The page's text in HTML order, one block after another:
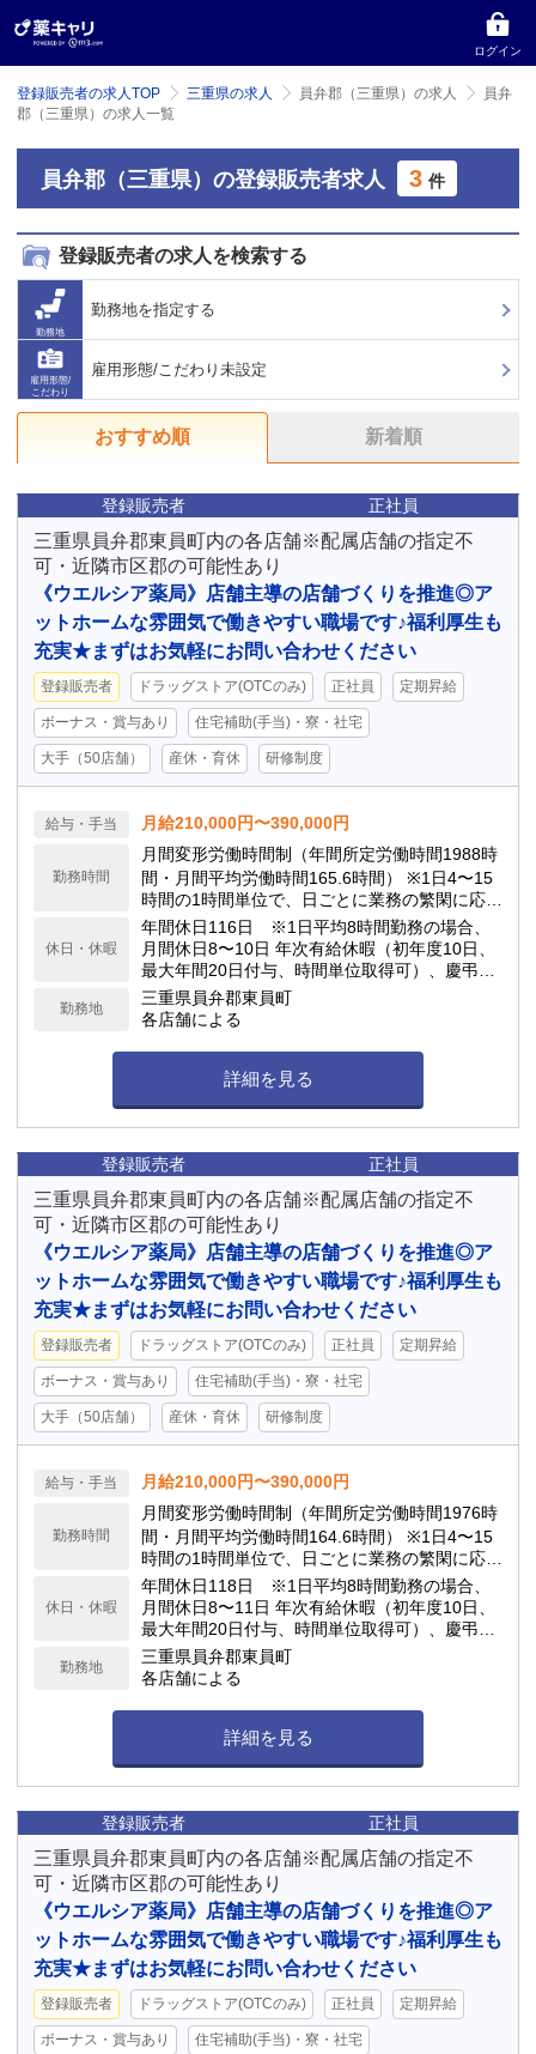
ログイン
登録販売者の求人TOP 三重県の求人 員弁郡（三重県）の求人
員弁
郡（三重県）の求人一覧
員弁郡（三重県）の登録販売者求人 3 件
登録販売者の求人を検索する
勤務地
勤務地を指定する
雇用形態/
こだわり
雇用形態/こだわり未設定
おすすめ順 新着順
登録販売者 正社員
三重県員弁郡東員町内の各店舗※配属店舗の指定不
可・近隣市区郡の可能性あり
《ウエルシア薬局》店舗主導の店舗づくりを推進◎ア
ットホームな雰囲気で働きやすい職場です♪福利厚生も
充実★まずはお気軽にお問い合わせください
登録販売者 ドラッグストア(OTCのみ) 正社員 定期昇給
ボーナス・賞与あり 住宅補助(手当)・寮・社宅
大手（50店舗） 産休・育休 研修制度
給与・手当 月給210,000円〜390,000円
勤務時間
月間変形労働時間制（年間所定労働時間1988時
間・月間平均労働時間165.6時間） ※1日4〜15
時間の1時間単位で、日ごとに業務の繁閑に応じ
て勤務時間を設定します。
休日・休暇
年間休日116日 ※1日平均8時間勤務の場合、
月間休日8〜10日 年次有給休暇（初年度10日、
最大年間20日付与、時間単位取得可）、慶弔休
暇、子の看護休暇、介護休暇 他
勤務地
三重県員弁郡東員町
各店舗による
詳細を見る
登録販売者 正社員
三重県員弁郡東員町内の各店舗※配属店舗の指定不
可・近隣市区郡の可能性あり
《ウエルシア薬局》店舗主導の店舗づくりを推進◎ア
ットホームな雰囲気で働きやすい職場です♪福利厚生も
充実★まずはお気軽にお問い合わせください
登録販売者 ドラッグストア(OTCのみ) 正社員 定期昇給
ボーナス・賞与あり 住宅補助(手当)・寮・社宅
大手（50店舗） 産休・育休 研修制度
給与・手当 月給210,000円〜390,000円
勤務時間
月間変形労働時間制（年間所定労働時間1976時
間・月間平均労働時間164.6時間） ※1日4〜15
時間の1時間単位で、日ごとに業務の繁閑に応じ
て勤務時間を設定します。
休日・休暇
年間休日118日 ※1日平均8時間勤務の場合、
月間休日8〜11日 年次有給休暇（初年度10日、
最大年間20日付与、時間単位取得可）、慶弔休
暇、子の看護休暇、介護休暇 他
勤務地
三重県員弁郡東員町
各店舗による
詳細を見る
登録販売者 正社員
三重県員弁郡東員町内の各店舗※配属店舗の指定不
可・近隣市区郡の可能性あり
《ウエルシア薬局》店舗主導の店舗づくりを推進◎ア
ットホームな雰囲気で働きやすい職場です♪福利厚生も
充実★まずはお気軽にお問い合わせください
登録販売者 ドラッグストア(OTCのみ) 正社員 定期昇給
ボーナス・賞与あり 住宅補助(手当)・寮・社宅